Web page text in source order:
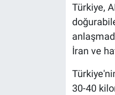
Türkiye,
İran ve
30-40